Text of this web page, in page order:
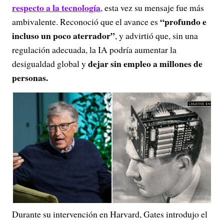
respecto a la tecnología, esta vez su mensaje fue más
ambivalente. Reconoció que el avance es “profundo e
incluso un poco aterrador”, y advirtió que, sin una
regulación adecuada, la IA podría aumentar la
desigualdad global ydejar sin empleo a millones de
personas.
Durante su intervención en Harvard, Gates introdujo el